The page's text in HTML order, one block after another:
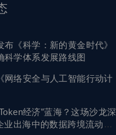
布《科学：新的黄金时代》
科学体系发展路线图
网络安全与人工智能行动计
经济”蓝海？这场沙龙深
业出海中的数据跨境流动合